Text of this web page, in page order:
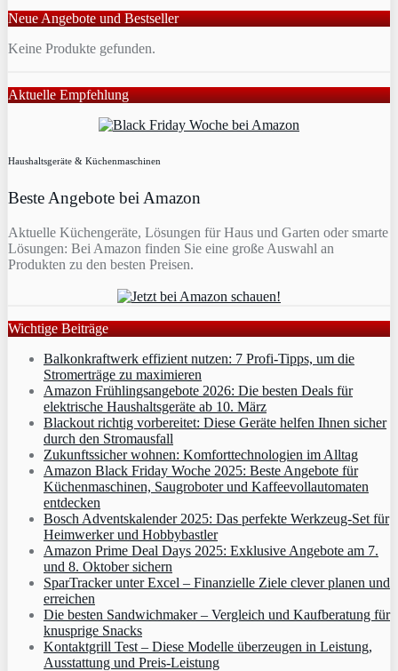
Neue Angebote und Bestseller
Keine Produkte gefunden.
Aktuelle Empfehlung
Haushaltsgeräte & Küchenmaschinen
Beste Angebote bei Amazon
Aktuelle Küchengeräte, Lösungen für Haus und Garten oder smarte
Lösungen: Bei Amazon finden Sie eine große Auswahl an
Produkten zu den besten Preisen.
Wichtige Beiträge
Balkonkraftwerk effizient nutzen: 7 Profi-Tipps, um die
Stromerträge zu maximieren
Amazon Frühlingsangebote 2026: Die besten Deals für
elektrische Haushaltsgeräte ab 10. März
Blackout richtig vorbereitet: Diese Geräte helfen Ihnen sicher
durch den Stromausfall
Zukunftssicher wohnen: Komforttechnologien im Alltag
Amazon Black Friday Woche 2025: Beste Angebote für
Küchenmaschinen, Saugroboter und Kaffeevollautomaten
entdecken
Bosch Adventskalender 2025: Das perfekte Werkzeug-Set für
Heimwerker und Hobbybastler
Amazon Prime Deal Days 2025: Exklusive Angebote am 7.
und 8. Oktober sichern
SparTracker unter Excel – Finanzielle Ziele clever planen und
erreichen
Die besten Sandwichmaker – Vergleich und Kaufberatung für
knusprige Snacks
Kontaktgrill Test – Diese Modelle überzeugen in Leistung,
Ausstattung und Preis-Leistung